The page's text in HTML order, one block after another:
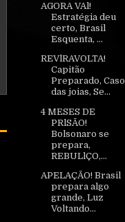
AGORA VAl!
Estratégia deu
certo, Brasil
Esquenta, ...
REVlRAVOLTA!
Capitão
Preparado, Caso
das joias, Se...
4 MESES DE
PRlSÃO!
Bolsonaro se
prepara,
REBULlÇO,...
APELAÇÃO! Brasil
prepara algo
grande, Luz
Voltando...